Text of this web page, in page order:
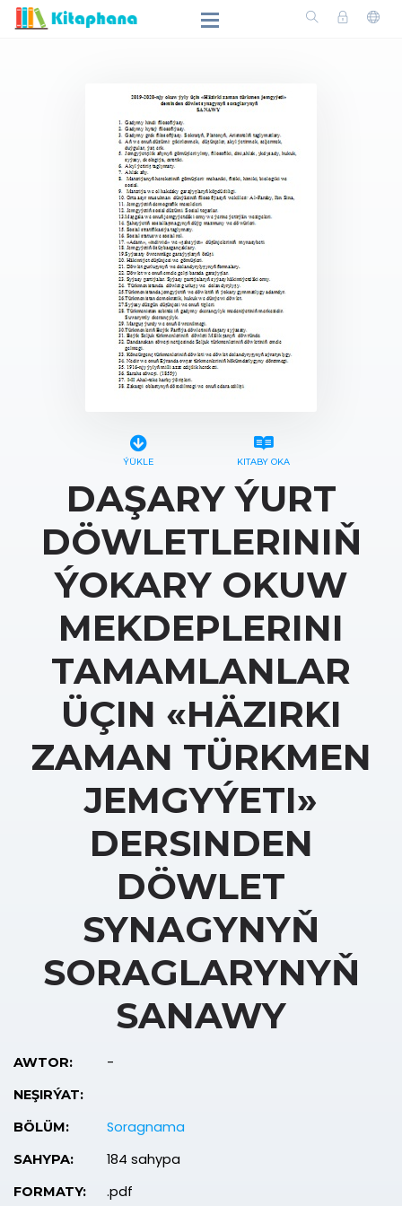
ÝÜKLE KITABY OKA
DAŞARY ÝURT
DÖWLETLERINIŇ
ÝOKARY OKUW
MEKDEPLERINI
TAMAMLANLAR
ÜÇIN «HÄZIRKI
ZAMAN TÜRKMEN
JEMGYÝETI»
DERSINDEN
DÖWLET
SYNAGYNYŇ
SORAGLARYNYŇ
SANAWY
AWTOR: -
NEŞIRÝAT:
BÖLÜM:
Soragnama
SAHYPA: 184 sahypa
FORMATY: .pdf